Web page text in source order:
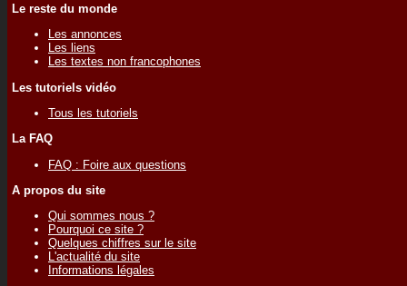
Le reste du monde
Les annonces
Les liens
Les textes non francophones
Les tutoriels vidéo
Tous les tutoriels
La FAQ
FAQ : Foire aux questions
A propos du site
Qui sommes nous ?
Pourquoi ce site ?
Quelques chiffres sur le site
L'actualité du site
Informations légales